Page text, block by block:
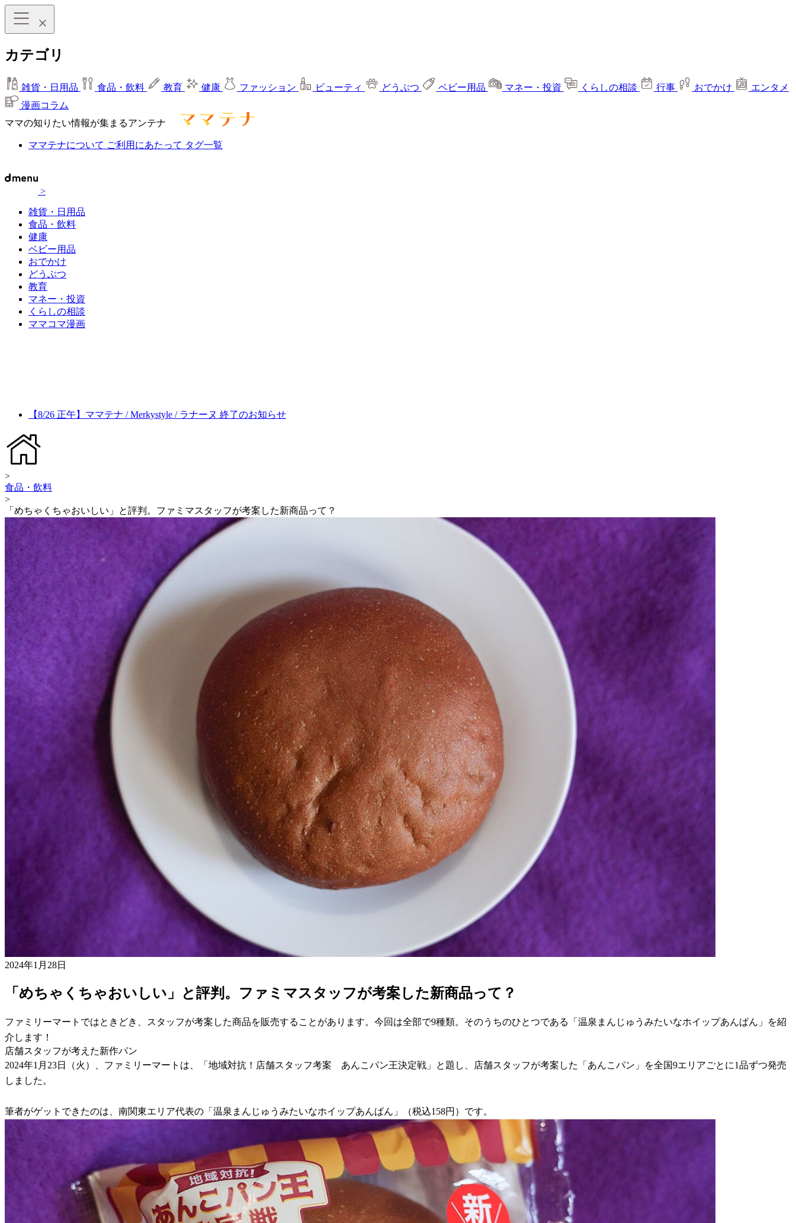
カテゴリ
雑貨・日用品 食品・飲料 教育 健康 ファッション ビューティ どうぶつ ベビー用品 マネー・投資 くらしの相談 行事 おでかけ
エンタメ
漫画コラム
ママの知りたい情報が集まるアンテナ
ママテナについて ご利用にあたって タグ一覧
>
雑貨・日用品
食品・飲料
健康
ベビー用品
おでかけ
どうぶつ
教育
マネー・投資
くらしの相談
ママコマ漫画
【8/26 正午】ママテナ / Merkystyle / ラナーヌ 終了のお知らせ
>
食品・飲料
>
「めちゃくちゃおいしい」と評判。ファミマスタッフが考案した新商品って？
2024年1月28日
「めちゃくちゃおいしい」と評判。ファミマスタッフが考案した新商品って？
ファミリーマートではときどき、スタッフが考案した商品を販売することがあります。今回は全部で9種類。そのうちのひとつである「温泉まんじゅうみたいなホイップあんぱん」を紹
介します！
店舗スタッフが考えた新作パン
2024年1月23日（火）、ファミリーマートは、「地域対抗！店舗スタッフ考案 あんこパン王決定戦」と題し、店舗スタッフが考案した「あんこパン」を全国9エリアごとに1品ずつ発売
しました。
筆者がゲットできたのは、南関東エリア代表の「温泉まんじゅうみたいなホイップあんぱん」（税込158円）です。